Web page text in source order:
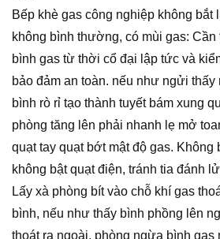
Bếp khè gas công nghiệp không
không bình thường, có mùi gas: Cần
bình gas từ thời cổ đại lập tức và
bảo đảm an toàn. nếu như ngửi thấy
bình rò rỉ tạo thành tuyết bám xung
phòng tăng lên phải nhanh lẹ mở
quạt tay quạt bớt mật độ gas. Không
không bật quạt điện, tránh tia đánh
Lấy xà phòng bít vào chỗ khí gas
bình, nếu như thấy bình phồng lên
thoát ra ngoài, phòng ngừa bình gas